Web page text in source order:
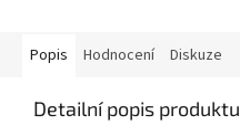
Popis Hodnocení Diskuze
Detailní popis produktu